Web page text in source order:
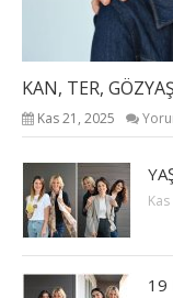
KAN, TER,
Kas 21, 2025
19